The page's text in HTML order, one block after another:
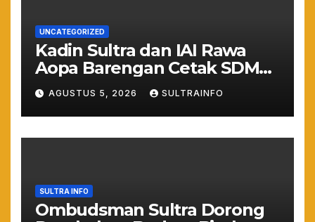
UNCATEGORIZED
Kadin Sultra dan IAI Rawa
Aopa Barengan Cetak SDM
Siap Kerja dan Wirausaha
Muda
AGUSTUS 5, 2026 SULTRAINFO
SULTRA INFO
Ombudsman Sultra Dorong